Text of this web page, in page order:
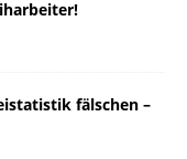
fälschen –